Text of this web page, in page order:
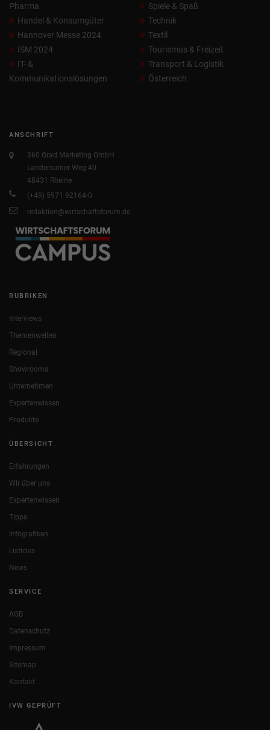
Pharma
Handel & Konsumgüter
Hannover Messe 2024
ISM 2024
IT- &
Kommunikationslösungen
Spiele & Spaß
Technik
Textil
Tourismus & Freizeit
Transport & Logistik
Österreich
ANSCHRIFT
360 Grad Marketing GmbH
Landersumer Weg 40
48431 Rheine
(+49) 5971 92164-0
redaktion@wirtschaftsforum.de
RUBRIKEN
Interviews
Themenwelten
Regional
Showrooms
Unternehmen
Expertenwissen
Produkte
ÜBERSICHT
Erfahrungen
Wir über uns
Expertenwissen
Tipps
Infografiken
Listicles
News
SERVICE
AGB
Datenschutz
Impressum
Sitemap
Kontakt
IVW GEPRÜFT